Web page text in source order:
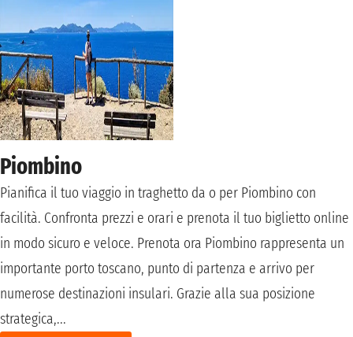
Piombino
Pianifica il tuo viaggio in traghetto da o per Piombino con
facilità. Confronta prezzi e orari e prenota il tuo biglietto online
in modo sicuro e veloce. Prenota ora Piombino rappresenta un
importante porto toscano, punto di partenza e arrivo per
numerose destinazioni insulari. Grazie alla sua posizione
strategica,...